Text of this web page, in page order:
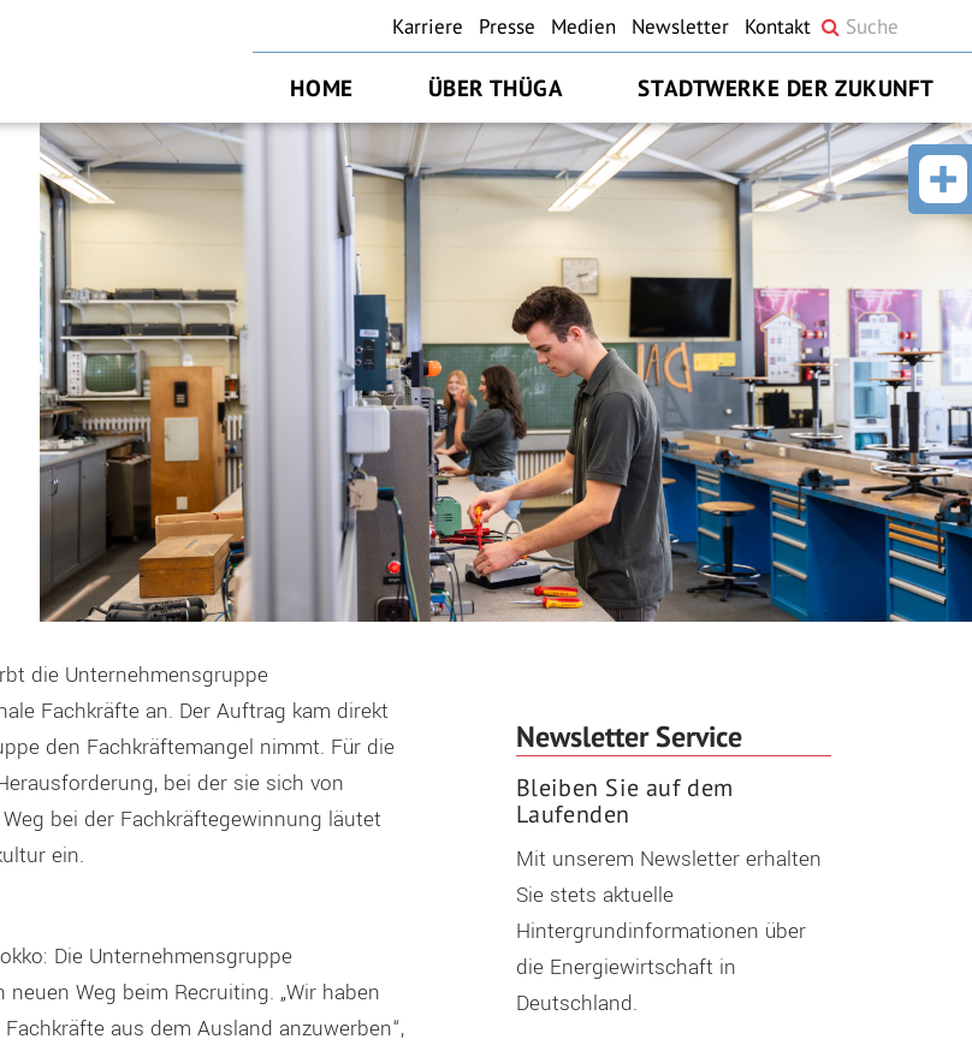
Karriere Presse Medien Newsletter Kontakt
HOME ÜBER THÜGA STADTWERKE DER ZUKUNFT
die Unternehmensgruppe
Fachkräfte an. Der Auftrag kam direkt
den Fachkräftemangel nimmt. Für die
bei der sie sich von
bei der Fachkräftegewinnung läutet
ein.
Die Unternehmensgruppe
Weg beim Recruiting. „Wir haben
aus dem Ausland anzuwerben“,
Newsletter Service
Bleiben Sie auf dem
Laufenden
Mit unserem Newsletter erhalten
Sie stets aktuelle
Hintergrundinformationen über
die Energiewirtschaft in
Deutschland.